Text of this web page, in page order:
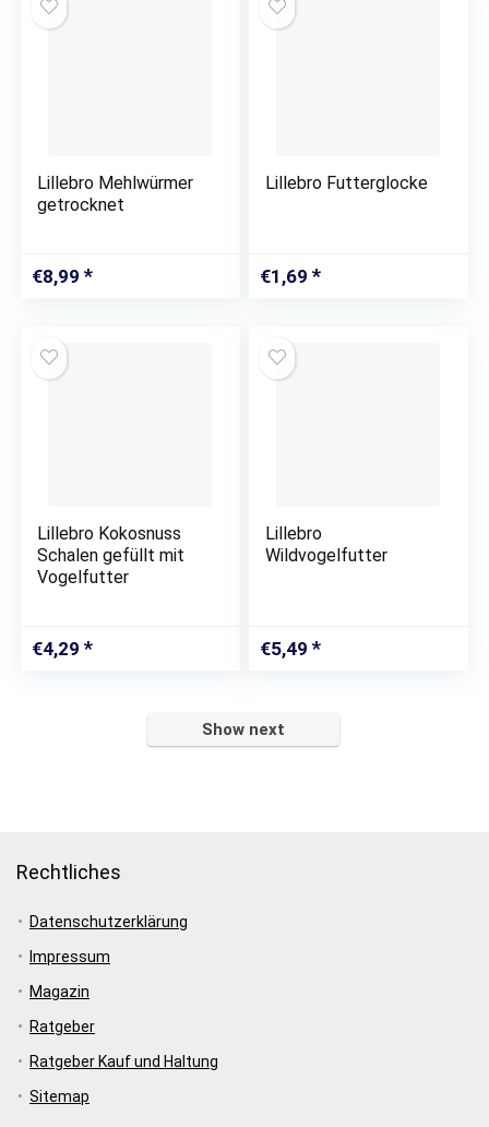
Lillebro Mehlwürmer
getrocknet
€8,99
Lillebro Futterglocke
€1,69
Lillebro Kokosnuss
Schalen gefüllt mit
Vogelfutter
€4,29
Lillebro
Wildvogelfutter
€5,49
Show next
Rechtliches
Datenschutzerklärung
Impressum
Magazin
Ratgeber
Ratgeber Kauf und Haltung
Sitemap